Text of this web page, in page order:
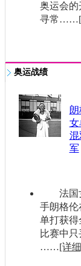
奥运会的
寻常……
奥运战绩
女
混
军
法国
手朗格伦
单打获得
比赛中只
……[详